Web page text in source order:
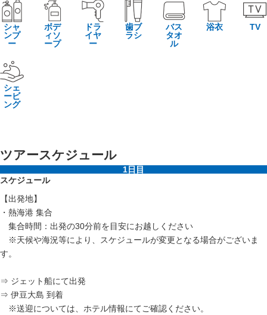
シャ
ンプ
ー
ボデ
ィソ
ープ
ドラ
イヤ
ー
歯ブ
ラシ
バス
タオ
ル
浴衣 TV
シェ
ービ
ング
ツアースケジュール
1日目
スケジュール
【出発地】
・熱海港 集合
集合時間：出発の30分前を目安にお越しください
※天候や海況等により、スケジュールが変更となる場合がございま
す。
⇒ ジェット船にて出発
⇒ 伊豆大島 到着
※送迎については、ホテル情報にてご確認ください。